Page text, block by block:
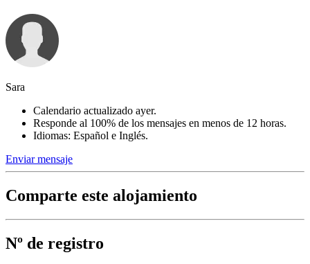
Sara
Calendario actualizado ayer.
Responde al 100% de los mensajes en menos de 12 horas.
Idiomas: Español e Inglés.
Enviar mensaje
Comparte este alojamiento
Nº de registro